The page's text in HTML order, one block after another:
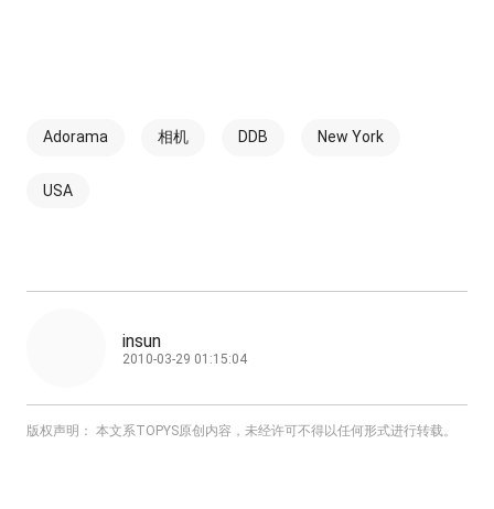
Adorama 相机 DDB New York
USA
insun
2010-03-29 01:15:04
版权声明： 本文系TOPYS原创内容，未经许可不得以任何形式进行转载。